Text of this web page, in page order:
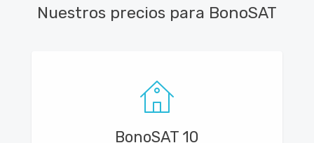
Nuestros precios para BonoSAT
BonoSAT 10